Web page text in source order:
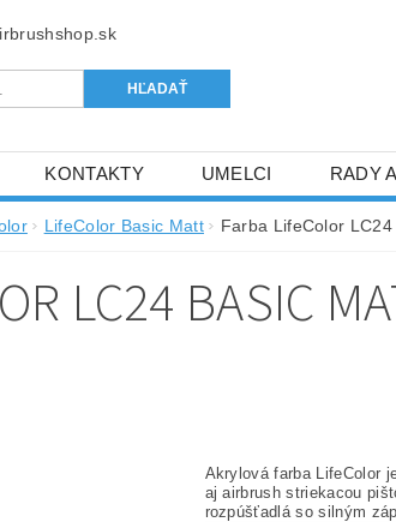
KONTAKTY UMELCI RADY
LifeColor Basic Matt Farba LifeColor
LC24 BASIC
Akrylová farba LifeColor
aj airbrush striekacou
rozpúšťadlá so silným